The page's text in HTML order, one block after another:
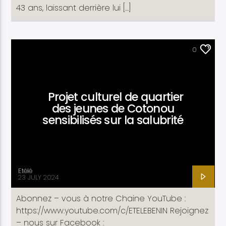
43 ans, laissant derrière lui […]
0
Projet culturel de quartier
des jeunes de Cotonou
sensibilisés sur la salubrité
Etélé
23 JULY 2024
Abonnez – vous à notre Chaine YouTube :
https://www.youtube.com/c/ETELEBENIN Rejoignez
– nous sur Facebook :